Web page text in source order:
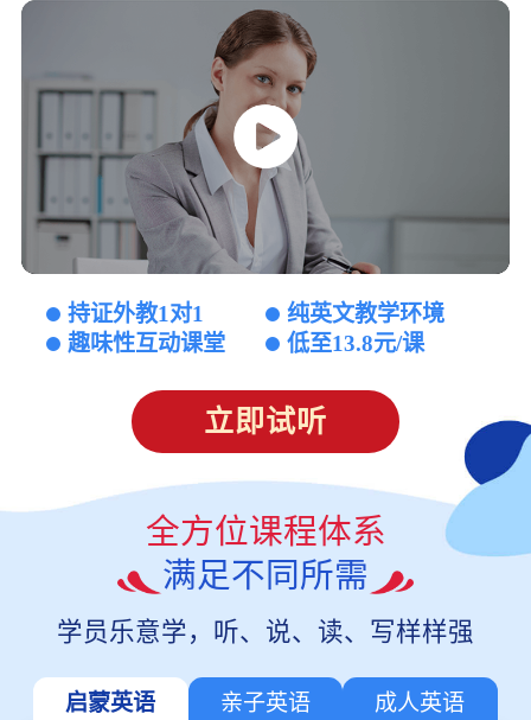
持证外教1对1
纯英文教学环境
趣味性互动课堂
低至13.8元/课
立即试听
全方位课程体系
满足不同所需
学员乐意学，听、说、读、写样样强
启蒙英语 亲子英语 成人英语